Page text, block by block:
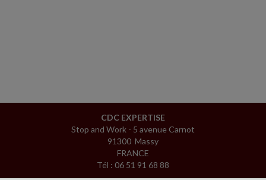
CDC EXPERTISE
Stop and Work - 5 avenue Carnot
91300 Massy
FRANCE
Tél : 06 51 91 68 88